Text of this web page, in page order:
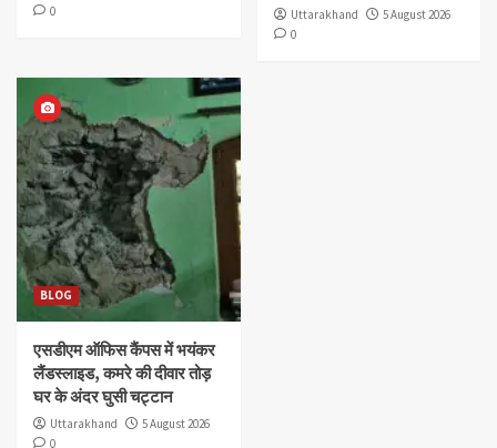
0
Uttarakhand
5 August 2026
0
BLOG
एसडीएम ऑफिस कैंपस में भयंकर
लैंडस्लाइड, कमरे की दीवार तोड़
घर के अंदर घुसी चट्टान
Uttarakhand
5 August 2026
0